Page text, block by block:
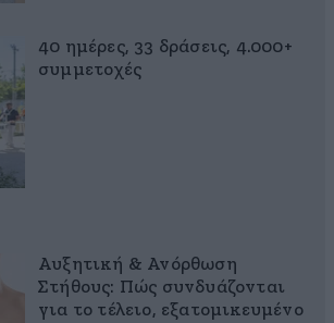
40 ημέρες, 33 δράσεις, 4.000+
συμμετοχές
Αυξητική & Ανόρθωση
Στήθους: Πώς συνδυάζονται
για το τέλειο, εξατομικευμένο